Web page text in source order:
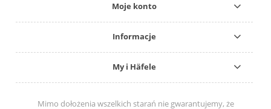
Moje konto
Informacje
My i Häfele
Mimo dołożenia wszelkich starań nie gwarantujemy, że